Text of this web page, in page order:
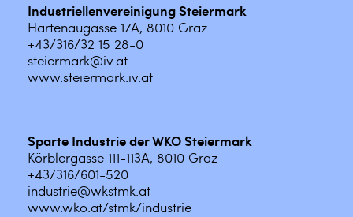
Industriellenvereinigung Steiermark
Hartenaugasse 17A, 8010 Graz
+43/316/32 15 28-0
steiermark@iv.at
www.steiermark.iv.at
Sparte Industrie der WKO Steiermark
Körblergasse 111-113A, 8010 Graz
+43/316/601-520
industrie@wkstmk.at
www.wko.at/stmk/industrie